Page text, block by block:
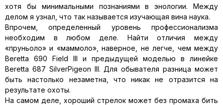
хотя бы минимальными познаниями в энологии. Между
делом я узнал, что так называется изучающая вина наука.
Впрочем, определенный уровень профессионализма
необходим в любом деле. Найти отличия между
«пруньоло» и «маммоло», наверное, не легче, чем между
Beretta 690 Field III и предыдущей моделью в линейке
Beretta 687 SilverPigeon III. Для обывателя разница может
быть настолько незаметна, что никак не отразится на
результате охоты.
На самом деле, хороший стрелок может без промаха бить